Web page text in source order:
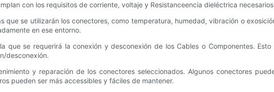
con los requisitos de corriente, voltaje y Resistanceencia dieléctrica
que se utilizarán los conectores, como temperatura, humedad, vibración o
en ese entorno.
que se requerirá la conexión y desconexión de los Cables o Componentes.
desconexión.
y reparación de los conectores seleccionados. Algunos conectores
pueden ser más accessibles y fáciles de mantener.